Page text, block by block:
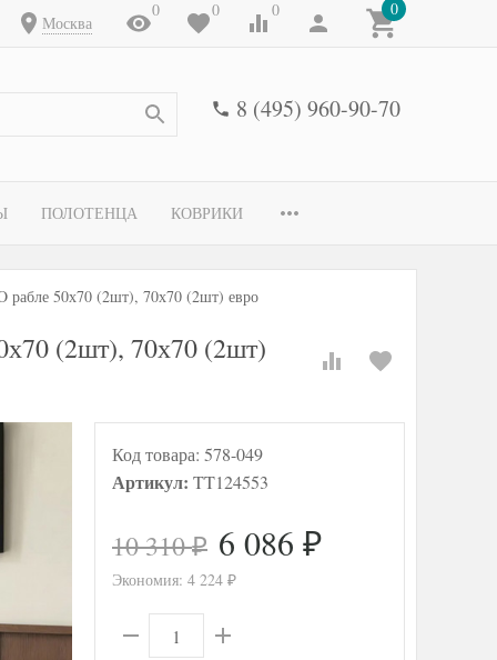
Москва
0 0 0 0
8 (495) 960-90-70
ПОЛОТЕНЦА КОВРИКИ
рабле 50х70 (2шт), 70х70 (2шт) евро
(2шт), 70х70 (2шт)
Код товара: 578-049
Артикул: TT124553
10 310₽ 6 086 ₽
Экономия: 4 224 ₽